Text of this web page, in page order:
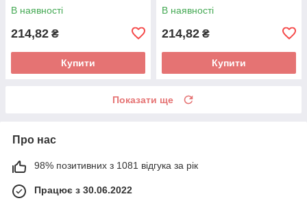
В наявності
214,82 ₴
Купити
В наявності
214,82 ₴
Купити
Показати ще
Про нас
98% позитивних з 1081 відгука за рік
Працює з 30.06.2022